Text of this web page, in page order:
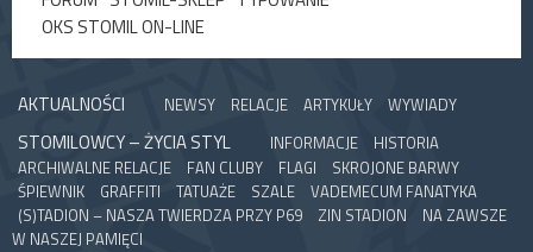
OKS STOMIL ON-LINE
AKTUALNOŚCI NEWSY RELACJE ARTYKUŁY WYWIADY
STOMILOWCY – ŻYCIA STYL INFORMACJE
HISTORIA
ARCHIWALNE RELACJE
FAN CLUBY FLAGI
SKROJONE BARWY
ŚPIEWNIK
GRAFFITI TATUAŻE SZALE
VADEMECUM FANATYKA
(S)TADION – NASZA TWIERDZA PRZY P69
ZIN STADION
NA ZAWSZE
W NASZEJ PAMIĘCI